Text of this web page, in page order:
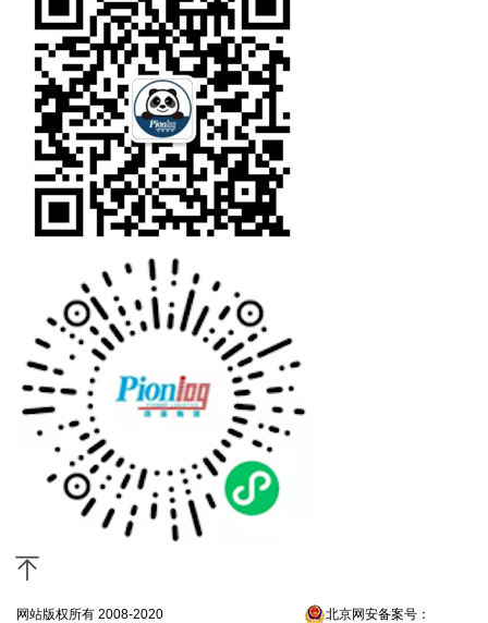
网站版权所有 2008-2020 北京网安备案号：